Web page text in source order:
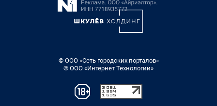
© ООО «Сеть городских порталов»
© ООО «Интернет Технологии»